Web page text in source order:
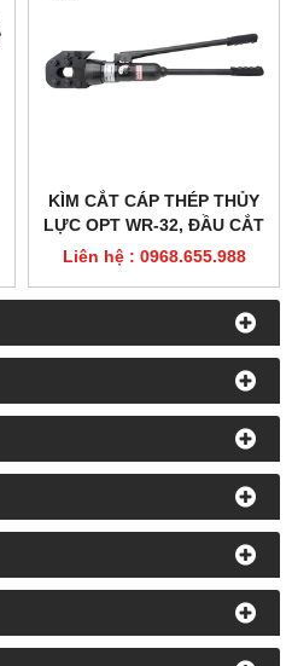
CÁP WR-32H
Liên hệ : 0968.655.988